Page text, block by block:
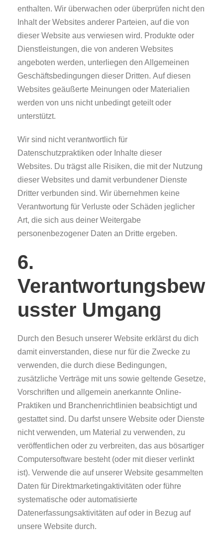
enthalten. Wir überwachen oder überprüfen nicht den
Inhalt der Websites anderer Parteien, auf die von
dieser Website aus verwiesen wird. Produkte oder
Dienstleistungen, die von anderen Websites
angeboten werden, unterliegen den Allgemeinen
Geschäftsbedingungen dieser Dritten. Auf diesen
Websites geäußerte Meinungen oder Materialien
werden von uns nicht unbedingt geteilt oder
unterstützt.
Wir sind nicht verantwortlich für
Datenschutzpraktiken oder Inhalte dieser
Websites. Du trägst alle Risiken, die mit der Nutzung
dieser Websites und damit verbundener Dienste
Dritter verbunden sind. Wir übernehmen keine
Verantwortung für Verluste oder Schäden jeglicher
Art, die sich aus deiner Weitergabe
personenbezogener Daten an Dritte ergeben.
6.
Verantwortungsbew
usster Umgang
Durch den Besuch unserer Website erklärst du dich
damit einverstanden, diese nur für die Zwecke zu
verwenden, die durch diese Bedingungen,
zusätzliche Verträge mit uns sowie geltende Gesetze,
Vorschriften und allgemein anerkannte Online-
Praktiken und Branchenrichtlinien beabsichtigt und
gestattet sind. Du darfst unsere Website oder Dienste
nicht verwenden, um Material zu verwenden, zu
veröffentlichen oder zu verbreiten, das aus bösartiger
Computersoftware besteht (oder mit dieser verlinkt
ist). Verwende die auf unserer Website gesammelten
Daten für Direktmarketingaktivitäten oder führe
systematische oder automatisierte
Datenerfassungsaktivitäten auf oder in Bezug auf
unsere Website durch.